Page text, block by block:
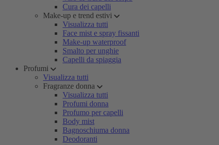
Cura dei capelli
Make-up e trend estivi
Visualizza tutti
Face mist e spray fissanti
Make-up waterproof
Smalto per unghie
Capelli da spiaggia
Profumi
Visualizza tutti
Fragranze donna
Visualizza tutti
Profumi donna
Profumo per capelli
Body mist
Bagnoschiuma donna
Deodoranti